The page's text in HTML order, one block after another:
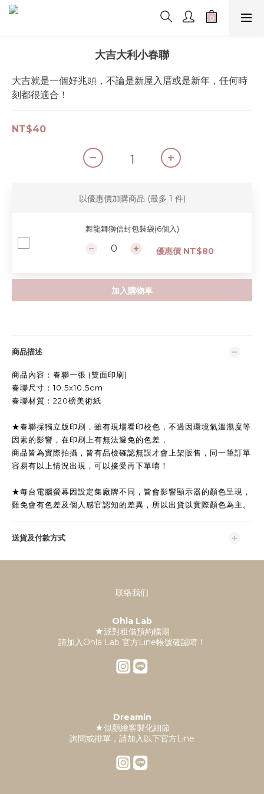
大吉大利小春聯
大吉就是一個好兆頭，不論是新屋入厝或是新年，任何時
刻都很適合！
NT$40
以優惠價加購商品 (最多 1 件)
舞龍舞獅信封包裝袋(6個入)
優惠價 NT$80
加入購物車
商品描述
商品內容：春聯一張 (雙面印刷)
春聯尺寸：10.5x10.5cm
春聯材質：220磅美術紙
★春聯採獨立版印刷，雖有現場看印校色，不過因環境氣溫濕度等
因素的影響， 在印刷上有無法避免的色差，
商品皆為實際拍攝， 皆有品檢確認無誤才會上架販售， 同一筆訂單
容易有以上情況出現， 可以接受再下單唷！
★每台電腦螢幕因設定集廠牌不同，皆會影響顯示器的顏色呈現，
難免會有色差及個人感官認知的差異，所以出貨以實際顏色為主。
送貨及付款方式
联络我们
Ohla Lab
★派對租借預約檔期
請加入Ohla Lab 官方Line帳號確認唷！
Dreamin
★似顏繪客製化細節
詢問或排單，請加入以下官方Line